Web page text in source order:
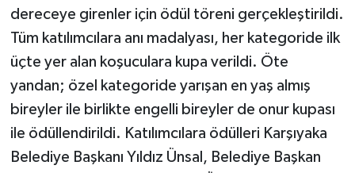
dereceye girenler için ödül töreni gerçekleştirildi.
Tüm katılımcılara anı madalyası, her kategoride ilk
üçte yer alan koşuculara kupa verildi. Öte
yandan; özel kategoride yarışan en yaş almış
bireyler ile birlikte engelli bireyler de onur kupası
ile ödüllendirildi. Katılımcılara ödülleri Karşıyaka
Belediye Başkanı Yıldız Ünsal, Belediye Başkan